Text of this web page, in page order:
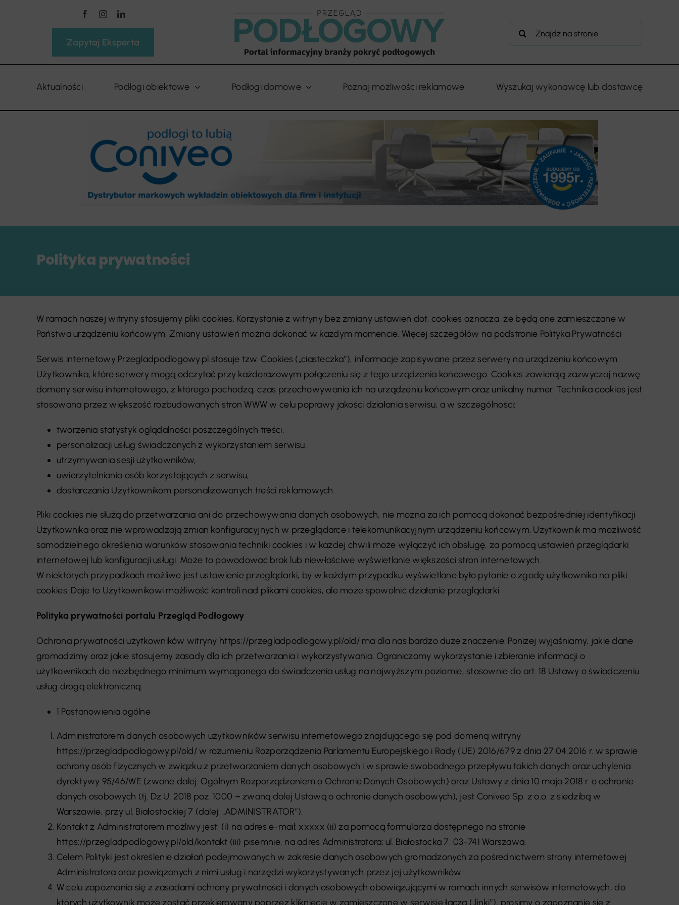
Zapytaj Eksperta
Szukaj
Aktualności Podłogi obiektowe Podłogi domowe Poznaj możliwości reklamowe Wyszukaj wykonawcę lub dostawcę
Polityka prywatności
W ramach naszej witryny stosujemy pliki cookies. Korzystanie z witryny bez zmiany ustawień dot. cookies oznacza, że będą one zamieszczane w
Państwa urządzeniu końcowym. Zmiany ustawień można dokonać w każdym momencie. Więcej szczegółów na podstronie Polityka Prywatności
Serwis internetowy Przegladpodlogowy.pl stosuje tzw. Cookies („ciasteczka”), informacje zapisywane przez serwery na urządzeniu końcowym
Użytkownika, które serwery mogą odczytać przy każdorazowym połączeniu się z tego urządzenia końcowego. Cookies zawierają zazwyczaj nazwę
domeny serwisu internetowego, z którego pochodzą, czas przechowywania ich na urządzeniu końcowym oraz unikalny numer. Technika cookies jest
stosowana przez większość rozbudowanych stron WWW w celu poprawy jakości działania serwisu, a w szczególności:
tworzenia statystyk oglądalności poszczególnych treści,
personalizacji usług świadczonych z wykorzystaniem serwisu,
utrzymywania sesji użytkowników,
uwierzytelniania osób korzystających z serwisu,
dostarczania Użytkownikom personalizowanych treści reklamowych.
Pliki cookies nie służą do przetwarzania ani do przechowywania danych osobowych, nie można za ich pomocą dokonać bezpośredniej identyfikacji
Użytkownika oraz nie wprowadzają zmian konfiguracyjnych w przeglądarce i telekomunikacyjnym urządzeniu końcowym. Użytkownik ma możliwość
samodzielnego określenia warunków stosowania techniki cookies i w każdej chwili może wyłączyć ich obsługę, za pomocą ustawień przeglądarki
internetowej lub konfiguracji usługi. Może to powodować brak lub niewłaściwe wyświetlanie większości stron internetowych.
W niektórych przypadkach możliwe jest ustawienie przeglądarki, by w każdym przypadku wyświetlane było pytanie o zgodę użytkownika na pliki
cookies. Daje to Użytkownikowi możliwość kontroli nad plikami cookies, ale może spowolnić działanie przeglądarki.
Polityka prywatności portalu Przegląd Podłogowy
Ochrona prywatności użytkowników witryny https://przegladpodlogowy.pl/old/ ma dla nas bardzo duże znaczenie. Poniżej wyjaśniamy, jakie dane
gromadzimy oraz jakie stosujemy zasady dla ich przetwarzania i wykorzystywania. Ograniczamy wykorzystanie i zbieranie informacji o
użytkownikach do niezbędnego minimum wymaganego do świadczenia usług na najwyższym poziomie, stosownie do art. 18 Ustawy o świadczeniu
usług drogą elektroniczną.
1 Postanowienia ogólne
Administratorem danych osobowych użytkowników serwisu internetowego znajdującego się pod domeną witryny
https://przegladpodlogowy.pl/old/ w rozumieniu Rozporządzenia Parlamentu Europejskiego i Rady (UE) 2016/679 z dnia 27.04.2016 r. w sprawie
ochrony osób fizycznych w związku z przetwarzaniem danych osobowych i w sprawie swobodnego przepływu takich danych oraz uchylenia
dyrektywy 95/46/WE (zwane dalej: Ogólnym Rozporządzeniem o Ochronie Danych Osobowych) oraz Ustawy z dnia 10 maja 2018 r. o ochronie
danych osobowych (tj. Dz.U. 2018 poz. 1000 – zwaną dalej Ustawą o ochronie danych osobowych), jest Coniveo Sp. z o.o. z siedzibą w
Warszawie, przy ul. Białostockiej 7 (dalej: „ADMINISTRATOR”).
Kontakt z Administratorem możliwy jest: (i) na adres e-mail: xxxxx (ii) za pomocą formularza dostępnego na stronie
https://przegladpodlogowy.pl/old/kontakt (iii) pisemnie, na adres Administratora: ul. Białostocka 7, 03-741 Warszawa.
Celem Polityki jest określenie działań podejmowanych w zakresie danych osobowych gromadzonych za pośrednictwem strony internetowej
Administratora oraz powiązanych z nimi usług i narzędzi wykorzystywanych przez jej użytkowników.
W celu zapoznania się z zasadami ochrony prywatności i danych osobowych obowiązującymi w ramach innych serwisów internetowych, do
których użytkownik może zostać przekierowany poprzez kliknięcie w zamieszczone w serwisie łącza („linki”), prosimy o zapoznanie się z